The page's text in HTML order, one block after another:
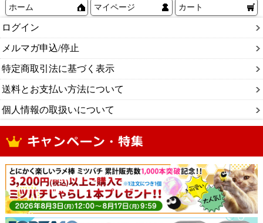
ホーム マイページ カート
ログイン
メルマガ申込/停止
特定商取引法に基づく表示
送料とお支払い方法について
個人情報の取扱いについて